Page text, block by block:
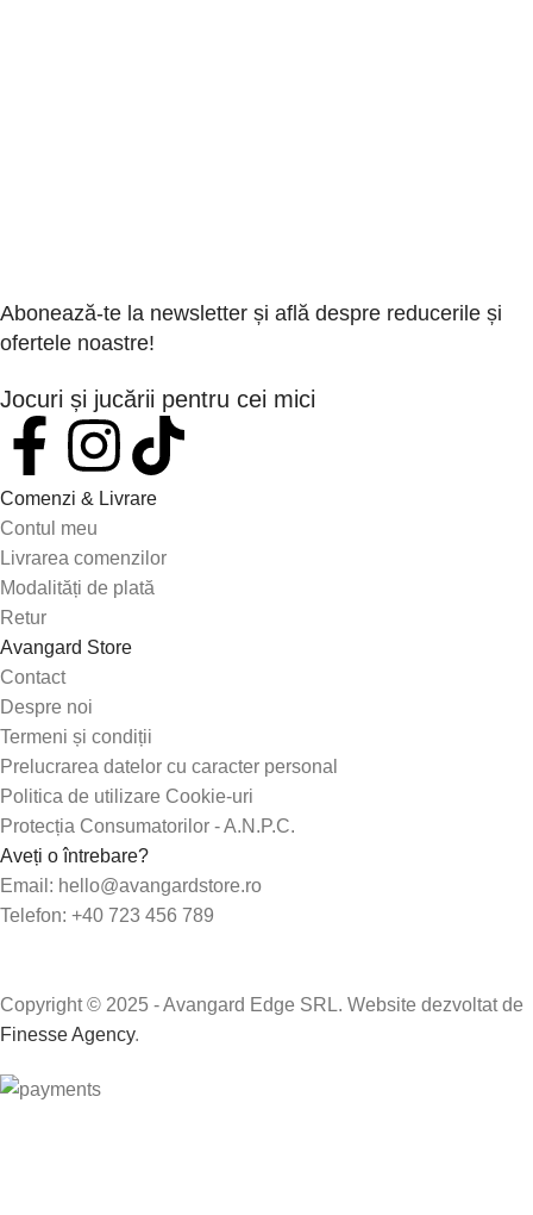
Abonează-te la newsletter și află despre reducerile și
ofertele noastre!
Jocuri și jucării pentru cei mici
Comenzi & Livrare
Contul meu
Livrarea comenzilor
Modalități de plată
Retur
Avangard Store
Contact
Despre noi
Termeni și condiții
Prelucrarea datelor cu caracter personal
Politica de utilizare Cookie-uri
Protecția Consumatorilor - A.N.P.C.
Aveți o întrebare?
Email: hello@avangardstore.ro
Telefon: +40 723 456 789
Copyright © 2025 - Avangard Edge SRL. Website dezvoltat de
Finesse Agency.